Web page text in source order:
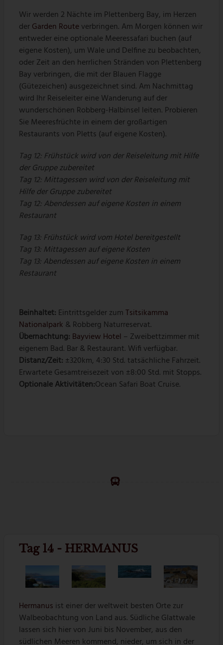
Wir werden 2 Nächte im Plettenberg Bay, im Herzen
derGarden Routeverbringen. Am Morgen können wir
entweder eine optionale Meeressafari buchen (auf
eigene Kosten), um Wale und Delfine zu beobachten,
oder Zeit an den herrlichen Stränden von Plettenberg
Bay verbringen, die mit der Blauen Flagge
(Gütezeichen) ausgezeichnet sind. Am Nachmittag
wird Ihr Reiseleiter eine Wanderung auf der
wunderschönen Robberg-Halbinsel leiten. Probieren
Sie Meeresfrüchte in einem der großartigen
Restaurants von Pletts (auf eigene Kosten).
Tag 12: Frühstück wird von der Reiseleitung mit Hilfe
der Gruppe zubereitet
Tag 12: Mittagessen wird von der Reiseleitung mit
Hilfe der Gruppe zubereitet
Tag 12: Abendessen auf eigene Kosten in einem
Restaurant
Tag 13: Frühstück wird vom Hotel bereitgestellt
Tag 13: Mittagessen auf eigene Kosten
Tag 13: Abendessen auf eigene Kosten in einem
Restaurant
Beinhaltet: Eintrittsgelder zumTsitsikamma
Nationalpark & Robberg Naturreservat.
Übernachtung: Bayview Hotel – Zweibettzimmer mit
eigenem Bad. Bar & Restaurant. Wifi verfügbar.
Distanz/Zeit: ±320km, 4:30 Std. tatsächliche Fahrzeit.
Erwartete Gesamtreisezeit von ±8:00 Std. mit Stopps.
Optionale Aktivitäten:Ocean Safari Boat Cruise.
Tag 14 - HERMANUS
Hermanus ist einer der weltweit besten Orte zur
Walbeobachtung von Land aus. Südliche Glattwale
lassen sich hier von Juni bis November, aus den
südlichen Meeren kommend, nieder, um sich in der